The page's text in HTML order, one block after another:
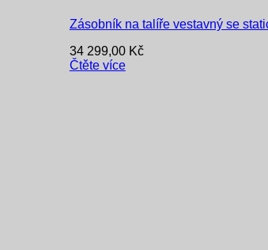
Zásobník na talíře vestavný se
34 299,00 Kč
Čtěte více